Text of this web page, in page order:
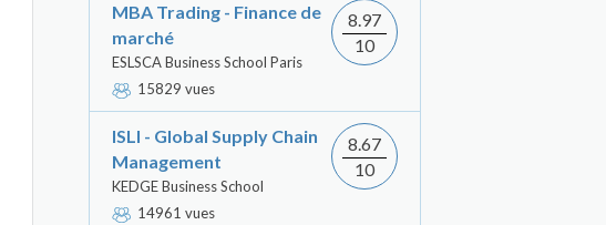
MBA Trading - Finance de
marché
ESLSCA Business School Paris
15829 vues
8.97
10
ISLI - Global Supply Chain
Management
KEDGE Business School
14961 vues
8.67
10